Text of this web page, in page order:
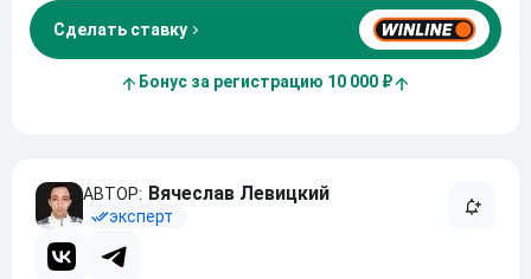
Сделать ставку
Бонус за регистрацию 10 000 ₽
Вячеслав Левицкий
эксперт